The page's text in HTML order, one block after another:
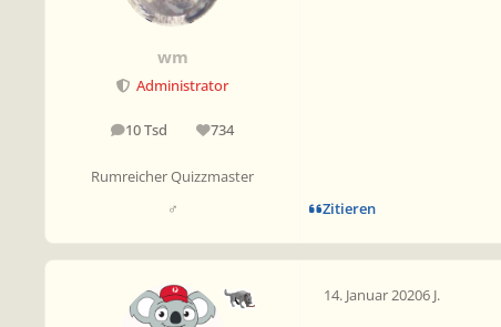
wm
Administrator
10 Tsd
Beiträge 734
Reputation
Rumreicher Quizzmaster
♂
Zitieren
14. Januar 20206 J.